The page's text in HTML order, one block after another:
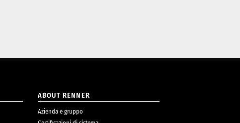
ABOUT RENNER
Azienda e gruppo